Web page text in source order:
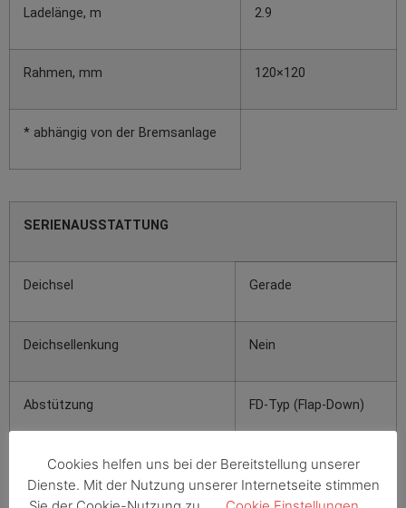
Ladelänge, m 2.9
Rahmen, mm 120×120
* abhängig von der Bremsanlage
SERIENAUSSTATTUNG
Deichsel Gerade
Deichsellenkung Nein
Abstützung FD-Typ (Flap-Down)
Zurösen für Spanngurt Ja
Cookies helfen uns bei der Bereitstellung unserer
Dienste. Mit der Nutzung unserer Internetseite stimmen